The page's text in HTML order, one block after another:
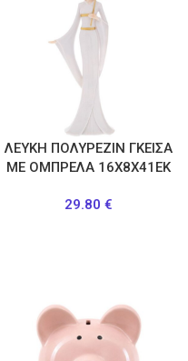
ΛΕΥΚΗ ΠΟΛΥΡΕΖΙΝ ΓΚΕΙΣΑ
ΜΕ ΟΜΠΡΕΛΑ 16Χ8Χ41ΕΚ
29.80 €